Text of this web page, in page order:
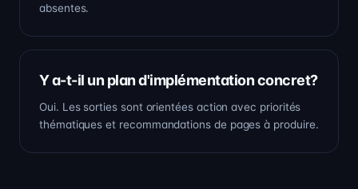
absentes.
Y a-t-il un plan d'implémentation concret?
Oui. Les sorties sont orientées action avec priorités
thématiques et recommandations de pages à produire.